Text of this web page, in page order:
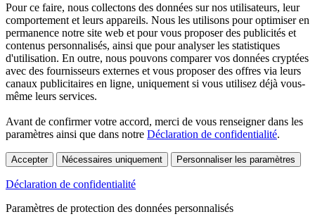
Pour ce faire, nous collectons des données sur nos utilisateurs, leur
comportement et leurs appareils. Nous les utilisons pour optimiser en
permanence notre site web et pour vous proposer des publicités et
contenus personnalisés, ainsi que pour analyser les statistiques
d'utilisation. En outre, nous pouvons comparer vos données cryptées
avec des fournisseurs externes et vous proposer des offres via leurs
canaux publicitaires en ligne, uniquement si vous utilisez déjà vous-
même leurs services.
Avant de confirmer votre accord, merci de vous renseigner dans les
paramètres ainsi que dans notre Déclaration de confidentialité.
Accepter Nécessaires uniquement Personnaliser les paramètres
Déclaration de confidentialité
Paramètres de protection des données personnalisés